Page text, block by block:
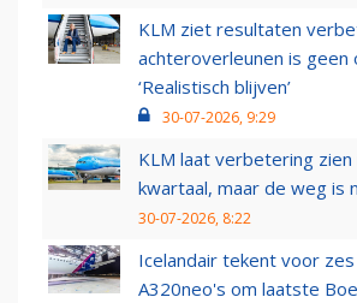
KLM ziet resultaten
achteroverleunen is geen
‘Realistisch blijven’
30-07-2026, 9:29
KLM laat verbetering
kwartaal, maar de weg is
30-07-2026, 8:22
Icelandair tekent voor
A320neo's om laatste